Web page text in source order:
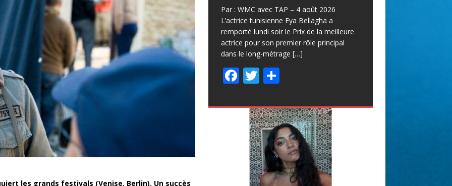
les grands festivals (Venise, Berlin). Un succès
Par : WMC avec TAP – 4 août 2026
L’actrice tunisienne Eya Bellagha a
remporté lundi soir le Prix de la meilleure
actrice pour son premier rôle principal
dans le long-métrage […]
F
e
T
itt
er
P
ta
g
er